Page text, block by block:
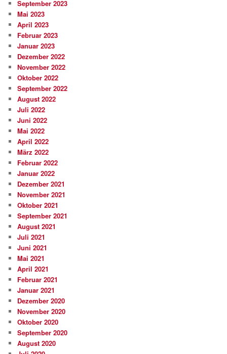
September 2023
Mai 2023
April 2023
Februar 2023
Januar 2023
Dezember 2022
November 2022
Oktober 2022
September 2022
August 2022
Juli 2022
Juni 2022
Mai 2022
April 2022
März 2022
Februar 2022
Januar 2022
Dezember 2021
November 2021
Oktober 2021
September 2021
August 2021
Juli 2021
Juni 2021
Mai 2021
April 2021
Februar 2021
Januar 2021
Dezember 2020
November 2020
Oktober 2020
September 2020
August 2020